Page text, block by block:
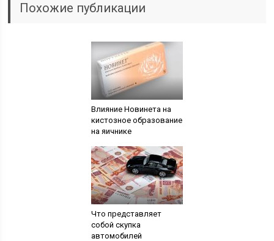
Похожие публикации
Влияние Новинета на
кистозное образование
на яичнике
Что представляет
собой скупка
автомобилей